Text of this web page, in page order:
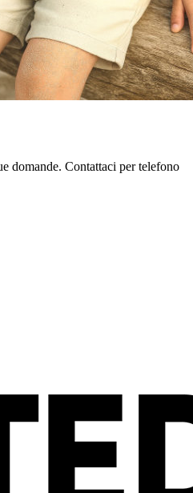
domande. Contattaci per telefono